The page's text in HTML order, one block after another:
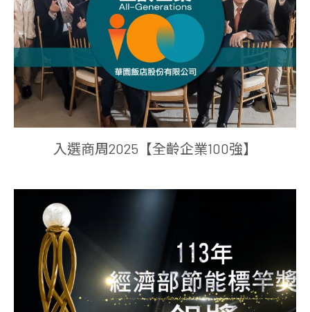
入選商周2025【全齡企業100強】